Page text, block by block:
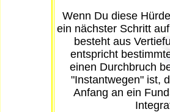
Wenn Du diese
ein nächster Schritt
besteht aus
entspricht
einen Durchbruch
"Instantwegen" ist,
Anfang an ein